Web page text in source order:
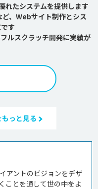
れたシステムを提供します
、Webサイト制作とシス
す
ルスクラッチ開発に実績が
っと見る
アントのビジョンをデザ
ことを通して世の中をよ